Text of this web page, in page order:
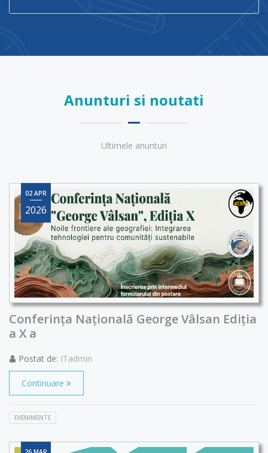
Anunturi si noutati
Ultimele anunturi
Conferința Națională George Vâlsan Ediția
a X a
02 APR
2026
Postat de: ITadmin
Continuare
EVENIMENTE